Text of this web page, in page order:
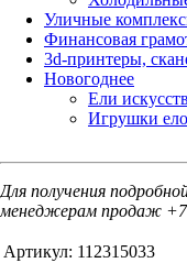
Уличные
Финансовая
3d-принтеры,
Новогоднее
Ели
Игрушки
Для получения
менеджерам продаж +7
Артикул: 112315033